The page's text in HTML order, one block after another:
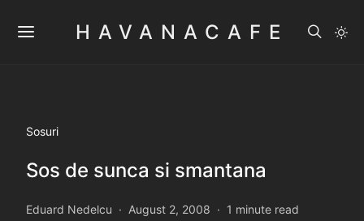
HAVANACAFE
Sosuri
Sos de sunca si smantana
Eduard Nedelcu August 2, 2008 1 minute read